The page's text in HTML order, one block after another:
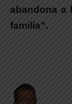
abandona a
familia”.